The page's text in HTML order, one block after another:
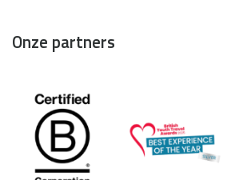
Onze partners